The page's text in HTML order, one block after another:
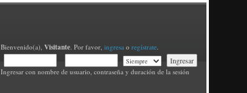
Bienvenido(a), Visitante. Por favor, ingresao regístrate.
Ingresar con nombre de usuario, contraseña y duración de la sesión